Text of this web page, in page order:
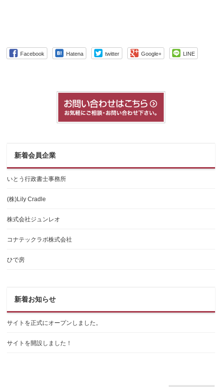
Facebook Hatena twitter Google+ LINE
新着会員企業
いとう行政書士事務所
(株)Lily Cradle
株式会社ジュンレオ
コナテックラボ株式会社
ひで房
新着お知らせ
サイトを正式にオープンしました。
サイトを開設しました！